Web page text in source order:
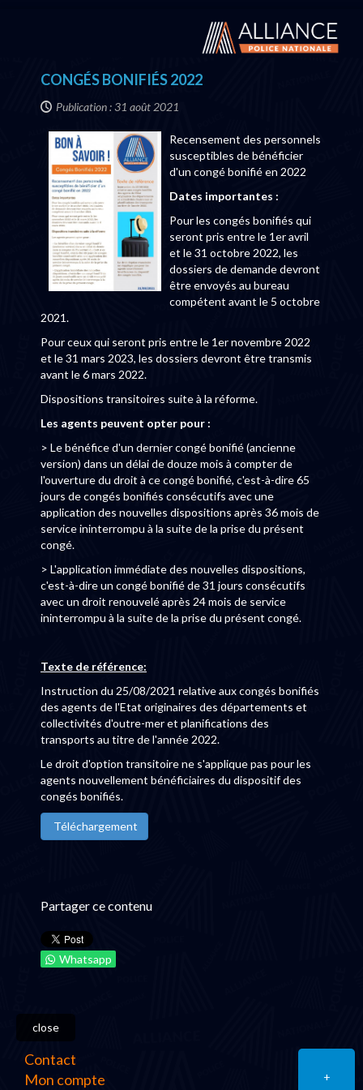
CONGÉS BONIFIÉS 2022
Publication : 31 août 2021
Recensement des personnels
susceptibles de bénéficier
d'un congé bonifié en 2022
Dates importantes :
Pour les congés bonifiés qui
seront pris entre le 1er avril
et le 31 octobre 2022, les
dossiers de demande devront
être envoyés au bureau
compétent avant le 5 octobre
2021.
Pour ceux qui seront pris entre le 1er novembre 2022
et le 31 mars 2023, les dossiers devront être transmis
avant le 6 mars 2022.
Dispositions transitoires suite à la réforme.
Les agents peuvent opter pour :
> Le bénéfice d'un dernier congé bonifié (ancienne
version) dans un délai de douze mois à compter de
l'ouverture du droit à ce congé bonifié, c'est-à-dire 65
jours de congés bonifiés consécutifs avec une
application des nouvelles dispositions après 36 mois de
service ininterrompu à la suite de la prise du présent
congé.
> L'application immédiate des nouvelles dispositions,
c'est-à-dire un congé bonifié de 31 jours consécutifs
avec un droit renouvelé après 24 mois de service
ininterrompu à la suite de la prise du présent congé.
Texte de référence:
Instruction du 25/08/2021 relative aux congés bonifiés
des agents de l'Etat originaires des départements et
collectivités d'outre-mer et planifications des
transports au titre de l'année 2022.
Le droit d'option transitoire ne s'applique pas pour les
agents nouvellement bénéficiaires du dispositif des
congés bonifiés.
Téléchargement
Partager ce contenu
Whatsapp
+
close
Contact
Mon compte